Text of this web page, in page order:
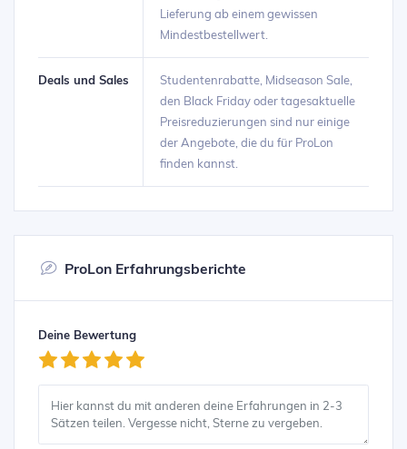
Lieferung ab einem gewissen
Mindestbestellwert.
Deals und Sales
Studentenrabatte, Midseason Sale,
den Black Friday oder tagesaktuelle
Preisreduzierungen sind nur einige
der Angebote, die du für ProLon
finden kannst.
ProLon Erfahrungsberichte
Deine Bewertung